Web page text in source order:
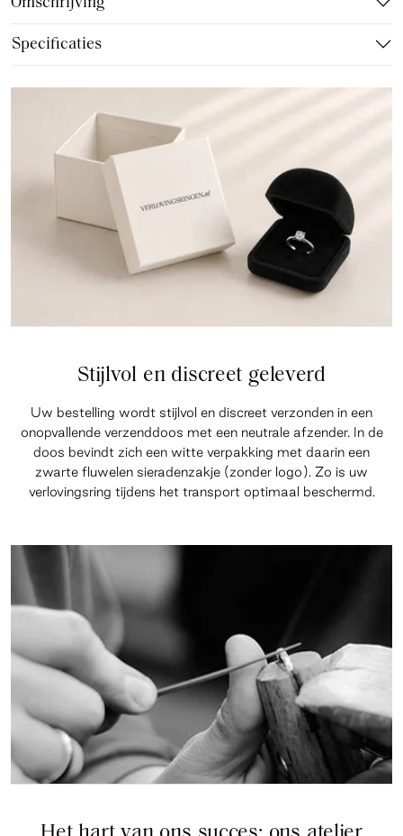
Specificaties
Stijlvol en discreet geleverd
Uw bestelling wordt stijlvol en discreet verzonden in een
onopvallende verzenddoos met een neutrale afzender. In de
doos bevindt zich een witte verpakking met daarin een
zwarte fluwelen sieradenzakje (zonder logo). Zo is uw
verlovingsring tijdens het transport optimaal beschermd.